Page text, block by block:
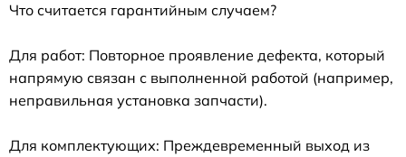
Что считается гарантийным случаем?
Для работ: Повторное проявление дефекта, который
напрямую связан с выполненной работой (например,
неправильная установка запчасти).
Для комплектующих: Преждевременный выход из